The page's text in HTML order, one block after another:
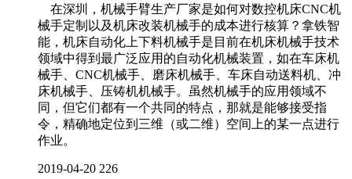
在深圳，机械手臂生产厂家是如何对数控机床CNC机
械手定制以及机床改装机械手的成本进行核算？拿铁智
能，机床自动化上下料机械手是目前在机床机械手技术
领域中得到最广泛应用的自动化机械装置，如在车床机
械手、CNC机械手、磨床机械手、车床自动送料机、冲
床机械手、压铸机机械手。虽然机械手的应用领域不
同，但它们都有一个共同的特点，那就是能够接受指
令，精确地定位到三维（或二维）空间上的某一点进行
作业。
2019-04-20 226